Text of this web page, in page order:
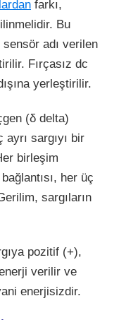
farkı,
Bu
adı verilen
Fırçasız dc
yerleştirilir.
(δ delta)
ayrı sargıyı bir
birleşim
her üç
sargıların
pozitif (+),
verilir ve
enerjisizdir.